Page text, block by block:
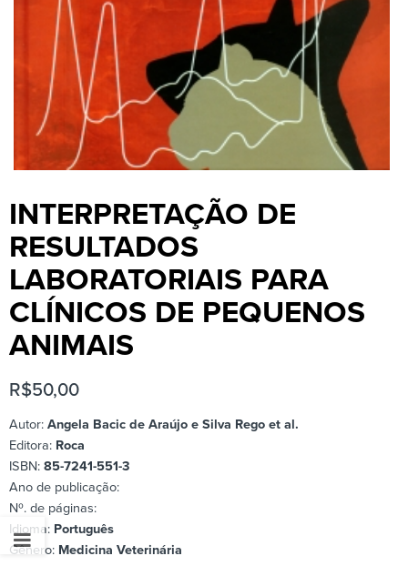
INTERPRETAÇÃO DE
RESULTADOS
LABORATORIAIS PARA
CLÍNICOS DE PEQUENOS
ANIMAIS
R$50,00
Autor: Angela Bacic de Araújo e Silva Rego et al.
Editora: Roca
ISBN: 85-7241-551-3
Ano de publicação:
Nº. de páginas:
Idioma: Português
Gênero: Medicina Veterinária